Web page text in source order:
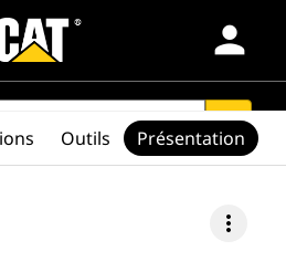
person
search
more_vert
Outils Présentation